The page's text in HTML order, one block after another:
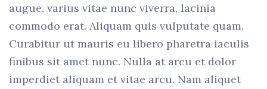
augue, varius vitae nunc viverra, lacinia
commodo erat. Aliquam quis vulputate quam.
Curabitur ut mauris eu libero pharetra iaculis
finibus sit amet nunc. Nulla at arcu et dolor
imperdiet aliquam et vitae arcu. Nam aliquet